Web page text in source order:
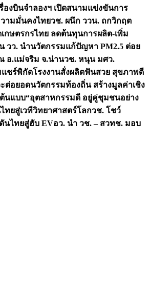
งบินจำลองฯ เปิดสนามแข่งขันการ
ามมั่นคงไทยวช. ผนึก ววน. ถกวิกฤต
กษตรกรไทย ลดต้นทุนการผลิต-เพิ่ม
วว. นำนวัตกรรมแก้ปัญหา PM2.5 ต่อย
อ.แม่จริม จ.น่านวช. หนุน มศว.
ชร์พิกัดโรงงานสั่งผลิตฟันสวย สุขภาพดี
ต่อยอดนวัตกรรมท้องถิ่น สร้างมูลค่าเชิง
ต้นแบบ“อุตสาหกรรมดี อยู่คู่ชุมชนอย่าง
ไทยสู่เวทีวิทยาศาสตร์โลกวช. โชว์
ดันไทยสู่ฮับ EVอว. นำ วช. – สวทช. มอบ